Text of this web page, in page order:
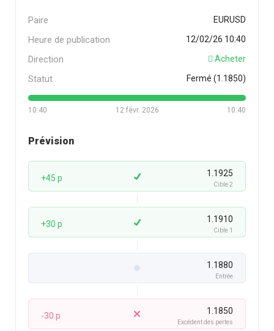
Paire EURUSD
Heure de publication 12/02/26 10:40
Direction Acheter
Statut Fermé (1.1850)
10:40 10:40
12 févr. 2026
Prévision
+45 p 1.1925
Cible 2
+30 p 1.1910
Cible 1
1.1880
Entrée
-30 p 1.1850
Excédent des pertes